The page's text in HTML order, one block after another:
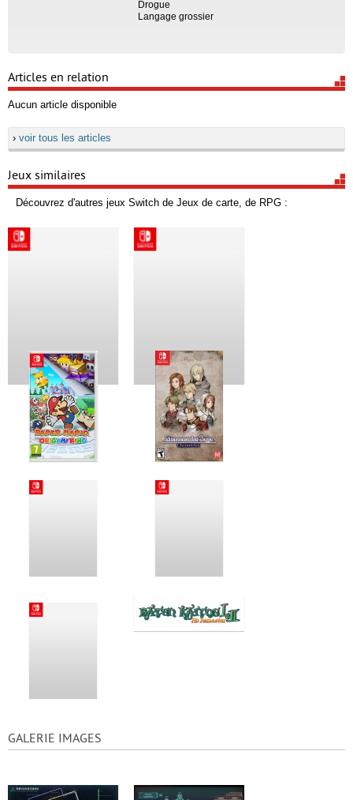
Drogue
Langage grossier
Articles en relation
Aucun article disponible
› voir tous les articles
Jeux similaires
Découvrez d'autres jeux Switch de Jeux de carte, de RPG :
GALERIE IMAGES